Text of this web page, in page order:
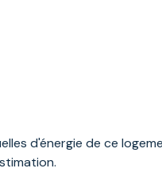
d'énergie de ce